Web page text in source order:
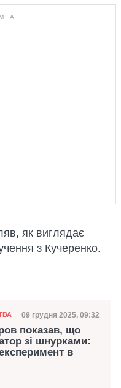
як виглядає
з Кучеренко.
Дата публікації
09 грудня 2025, 09:32
показав, що
зі шнурками:
в